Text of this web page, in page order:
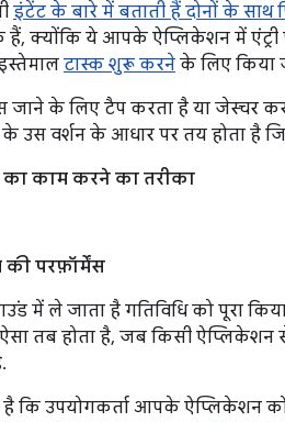
इंटेंट के बारे में बताती हैं दोनों के साथ
हैं, क्योंकि ये आपके ऐप्लिकेशन में
टास्क शुरू करने के लिए किया
जाने के लिए टैप करता है या जेस्चर
वर्शन के आधार पर तय होता है
काम करने का तरीका
परफ़ॉर्मेंस
में ले जाता है गतिविधि को पूरा
तब होता है, जब किसी ऐप्लिकेशन
है कि उपयोगकर्ता आपके ऐप्लिकेशन